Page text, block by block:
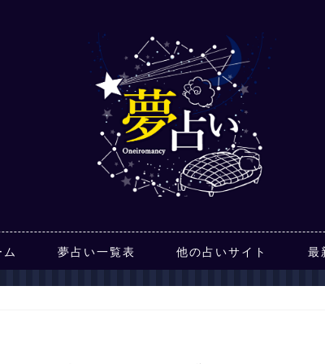
ム 夢占い一覧表 他の占いサイト 最